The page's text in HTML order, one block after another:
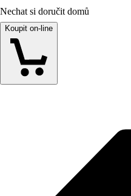
Nechat si doručit domů
Koupit on-line